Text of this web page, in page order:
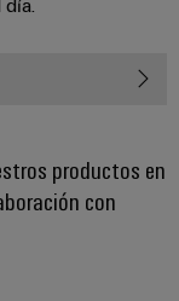
productos en
con